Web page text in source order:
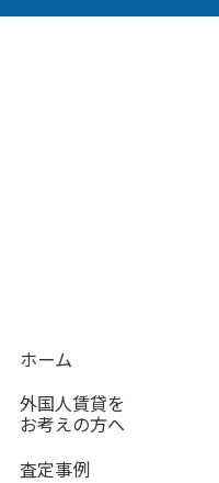
ホーム
外国人賃貸を
お考えの方へ
査定事例